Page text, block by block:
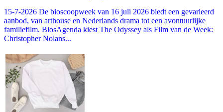
15-7-2026 De bioscoopweek van 16 juli 2026 biedt een gevarieerd
aanbod, van arthouse en Nederlands drama tot een avontuurlijke
familiefilm. BiosAgenda kiest The Odyssey als Film van de Week:
Christopher Nolans...